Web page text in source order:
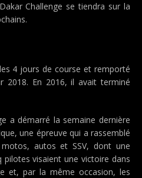
Challenge se tiendra sur la
4 jours de course et remporté
2018. En 2016, il avait terminé
a démarré la semaine dernière
une épreuve qui a rassemblé
motos, autos et SSV, dont une
visaient une victoire dans
et, par la même occasion, les